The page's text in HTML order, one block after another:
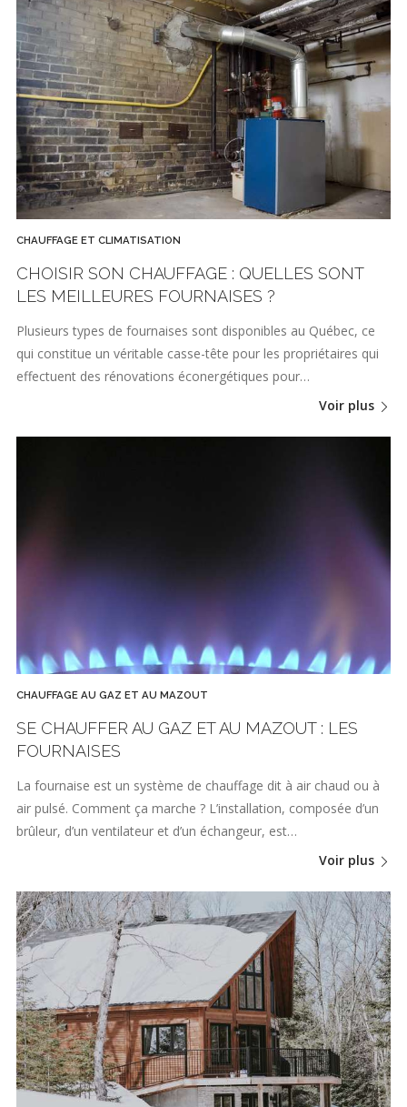
CHAUFFAGE ET CLIMATISATION
CHOISIR SON CHAUFFAGE : QUELLES SONT
LES MEILLEURES FOURNAISES ?
Plusieurs types de fournaises sont disponibles au Québec, ce
qui constitue un véritable casse-tête pour les propriétaires qui
effectuent des rénovations éconergétiques pour…
Voir plus
CHAUFFAGE AU GAZ ET AU MAZOUT
SE CHAUFFER AU GAZ ET AU MAZOUT : LES
FOURNAISES
La fournaise est un système de chauffage dit à air chaud ou à
air pulsé. Comment ça marche ? L’installation, composée d’un
brûleur, d’un ventilateur et d’un échangeur, est…
Voir plus